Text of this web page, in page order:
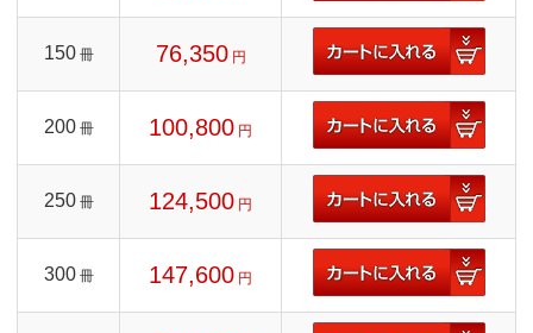
150 冊 76,350 円
200 冊 100,800 円
250 冊 124,500 円
300 冊 147,600 円